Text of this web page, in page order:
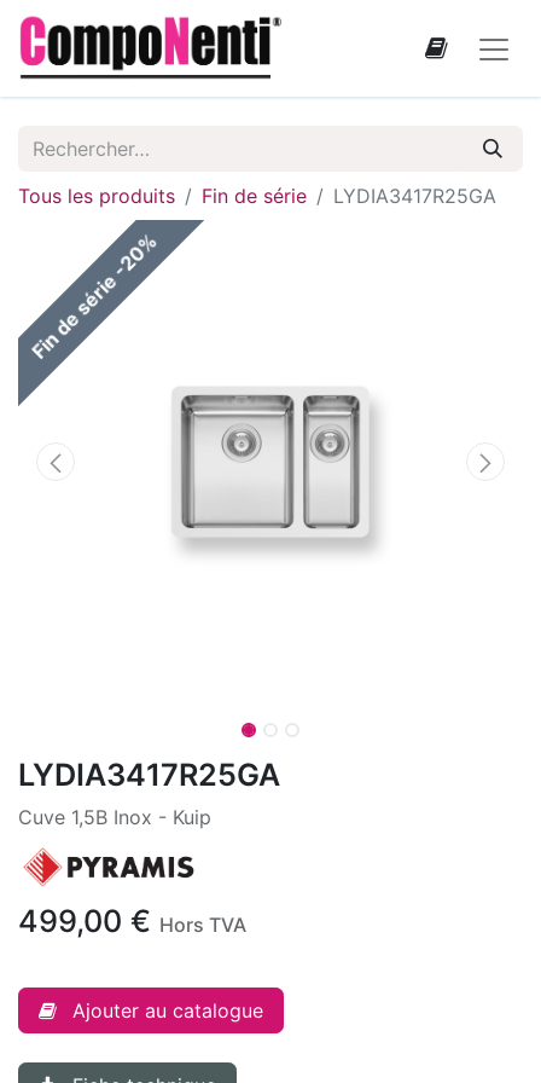
Tous les produits Fin de série LYDIA3417R25GA
Fin de série -20%
LYDIA3417R25GA
Cuve 1,5B Inox - Kuip
499,00 € Hors TVA
Ajouter au catalogue